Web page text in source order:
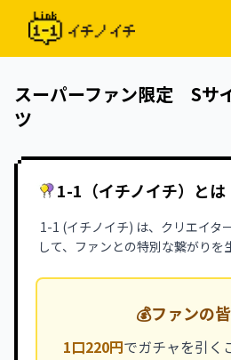
スーパーファン限定 Sサ
ツ
1-1（イチノイチ）とは
1-1 (イチノイチ) は、クリエイタ
して、ファンとの特別な繋がりを
💰ファンの
1口220円でガチャを引く